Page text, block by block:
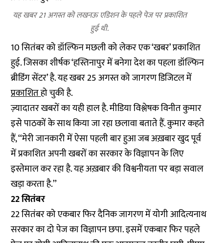
यह खबर 21 अगस्त को लखनऊ एडिशन के पहले पेज पर प्रकाशित
हुई थी.
10 सितंबर को डॉल्फिन मछली को लेकर एक ‘खबर’ प्रकाशित
हुई. जिसका शीर्षक ‘हस्तिनापुर में बनेगा देश का पहला डॉल्फिन
ब्रीडिंग सेंटर’ है. यह खबर 25 अगस्त को जागरण डिजिटल में
प्रकाशितहो चुकी है.
ज़्यादातर खबरों का यही हाल है. मीडिया विश्लेषक विनीत कुमार
इसे पाठकों के साथ किया जा रहा छलावा बताते हैं. कुमार कहते
हैं, ‘‘मेरी जानकारी में ऐसा पहली बार हुआ जब अख़बार खुद पूर्व
में प्रकाशित अपनी खबरों का सरकार के विज्ञापन के लिए
इस्तेमाल कर रहा है. यह अख़बार की विश्वनीयता पर बड़ा सवाल
खड़ा करता है.’’
22 सितंबर
22 सितंबर को एकबार फिर दैनिक जागरण में योगी आदित्यनाथ
सरकार का दो पेज का विज्ञापन छपा. इसमें एकबार फिर पहले